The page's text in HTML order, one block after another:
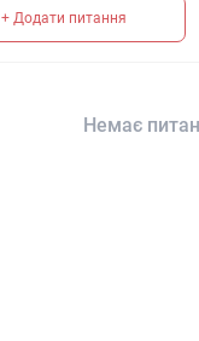
+ Додати питання
Немає